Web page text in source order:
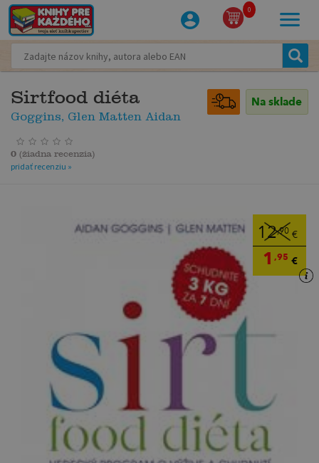
0
Sirtfood diéta
Goggins, Glen Matten Aidan
Na sklade
0 (žiadna recenzia)
pridať recenziu »
12,90 €
1,95 €